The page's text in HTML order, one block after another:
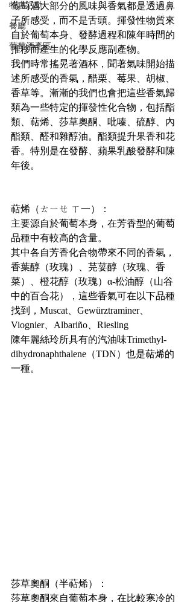
特惠活動
餐廳
葡萄酒產區
葡萄酒大部分的風味與香氣都是透過鼻
子所感受，而不是舌頭。揮發性物質來
自於葡萄本身、發酵過程和陳年時間的
推移而產生的化學反應副產物。
我們時常搖晃著酒杯，聞著氣味開始描
述所感受的香氣，醋栗、莓果、胡椒、
香草等。漸漸的我們也會把這些香氣歸
類為一些特定的揮發性化合物，包括酯
類、萜烯、莎草奧酮、吡嗪、硫醇、內
酯類、醛和雜醇油。酯類提升果香和花
香。特別是在發酵、蘋果乳酸發酵和陳
年後。
萜烯（ㄊㄧㄝ ㄒ一）：
主要源自於葡萄本身，在芳香型的葡萄
品種中有較高的含量。
其中各自芳香化合物帶來不同的香氣，
香葉醇（玫瑰）、芫荽醇（玫瑰、香
菜）、橙花醇（玫瑰）α-松油醇（山谷
中的百合花），這些香氣可在以下品種
找到，Muscat、Gewürztraminer、
Viognier、Albariño、Riesling
陳年麗絲玲所具有的汽油味Trimethyl-
dihydronaphthalene（TDN）也是萜烯的
一種。
莎草奧酮（半萜烯）：
莎草奧酮來自葡萄本身，在比較寒冷的